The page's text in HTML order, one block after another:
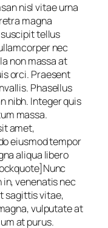
nisl vitae urna
magna
tellus
nec
non massa at
orci. Praesent
Phasellus
nibh. Integer quis
massa.
amet,
eiusmod tempor
aliqua libero
venenatis nec
sagittis vitae,
vulputate at
at purus.